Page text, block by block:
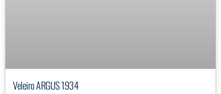
Veleiro ARGUS 1934